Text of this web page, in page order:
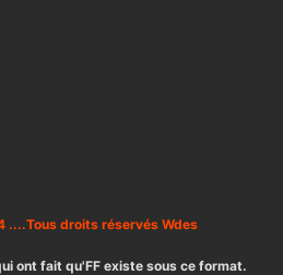
....Tous droits réservés Wdes
ont fait qu'FF existe sous ce format.